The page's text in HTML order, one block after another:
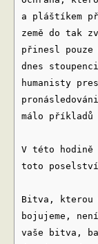
a pláštíkem
země do tak
přinesl pouze
dnes
humanisty
málo příkladů
V této hodině
toto
Bitva, kterou
bojujeme,
vaše bitva,